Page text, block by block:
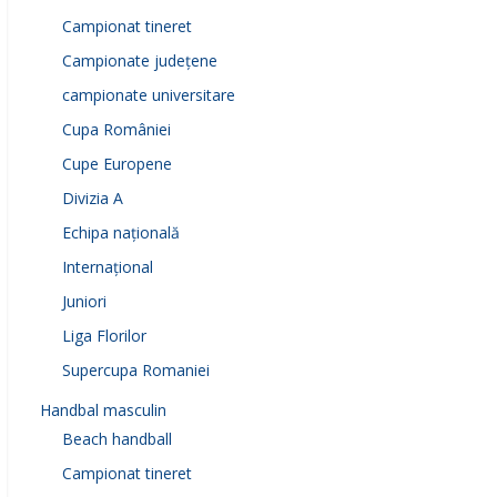
Campionat tineret
Campionate județene
campionate universitare
Cupa României
Cupe Europene
Divizia A
Echipa națională
Internațional
Juniori
Liga Florilor
Supercupa Romaniei
Handbal masculin
Beach handball
Campionat tineret